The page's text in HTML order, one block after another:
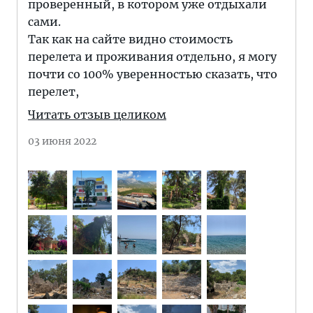
проверенный, в котором уже отдыхали
сами.
Так как на сайте видно стоимость
перелета и проживания отдельно, я могу
почти со 100% уверенностью сказать, что
перелет,
Читать отзыв целиком
03 июня 2022